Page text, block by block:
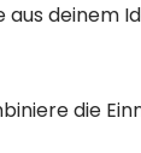
aus
die